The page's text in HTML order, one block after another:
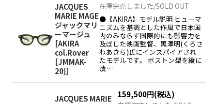
JACQUES
MARIE MAGE
ジャックマリ
ーマージュ
[AKIRA
col.Rover
[JMMAK-
20]]
在庫完売しました/SOLD OUT
●【AKIRA】モデル説明 ヒューマ
ニズムを基調とした作風で日本国
内のみならず国際的にも影響力を
及ぼした映画監督、黒澤明(くろさ
わあきら)氏にインスパイアされ
たモデルです。 ボストン型を縦に
潰…
JACQUES MARIE
159,500円(税込)